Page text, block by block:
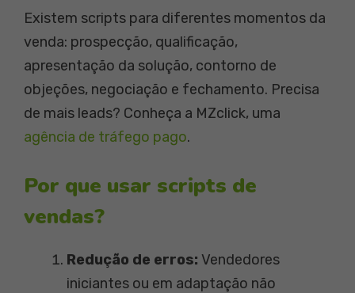
Existem scripts para diferentes momentos da
venda: prospecção, qualificação,
apresentação da solução, contorno de
objeções, negociação e fechamento. Precisa
de mais leads? Conheça a MZclick, uma
agência de tráfego pago.
Por que usar scripts de
vendas?
Redução de erros: Vendedores
iniciantes ou em adaptação não